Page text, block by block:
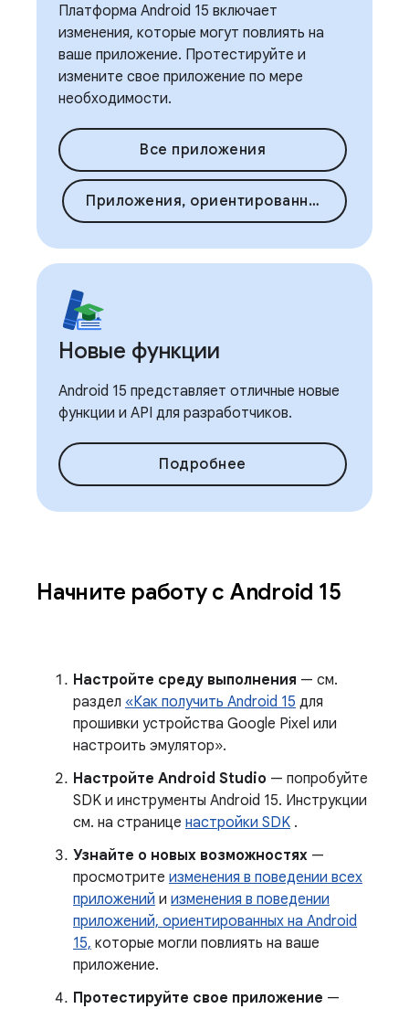
Платформа Android 15 включает
изменения, которые могут повлиять на
ваше приложение. Протестируйте и
измените свое приложение по мере
необходимости.
Все приложения
Приложения, ориентированные на Android 15
Новые функции
Android 15 представляет отличные новые
функции и API для разработчиков.
Подробнее
Начните работу с Android 15
Настройте среду выполнения — см.
раздел «Как получить Android 15 для
прошивки устройства Google Pixel или
настроить эмулятор».
Настройте Android Studio — попробуйте
SDK и инструменты Android 15. Инструкции
см. на странице настройки SDK .
Узнайте о новых возможностях —
просмотрите изменения в поведении всех
приложений и изменения в поведении
приложений, ориентированных на Android
15, которые могли повлиять на ваше
приложение.
Протестируйте свое приложение —